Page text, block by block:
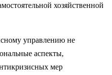
хозяйственной
управлению не
аспекты,
мер